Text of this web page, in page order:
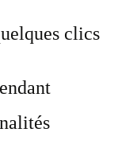
clics